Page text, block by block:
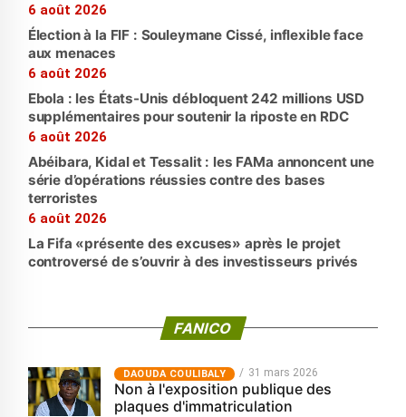
6 août 2026
Élection à la FIF : Souleymane Cissé, inflexible face
aux menaces
6 août 2026
Ebola : les États-Unis débloquent 242 millions USD
supplémentaires pour soutenir la riposte en RDC
6 août 2026
Abéibara, Kidal et Tessalit : les FAMa annoncent une
série d’opérations réussies contre des bases
terroristes
6 août 2026
La Fifa «présente des excuses» après le projet
controversé de s’ouvrir à des investisseurs privés
FANICO
‎DAOUDA COULIBALY 31 mars 2026
Non à l'exposition publique des
plaques d'immatriculation